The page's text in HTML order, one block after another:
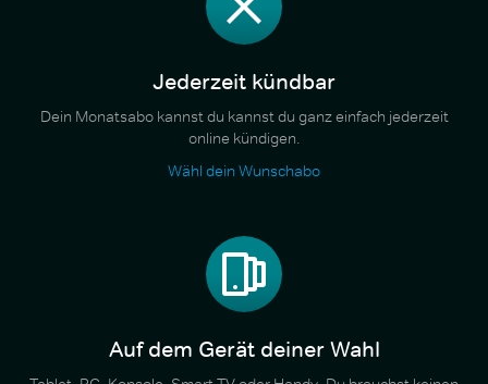
Jederzeit kündbar
Dein Monatsabo kannst du kannst du ganz einfach jederzeit
online kündigen.
Wähl dein Wunschabo
Auf dem Gerät deiner Wahl